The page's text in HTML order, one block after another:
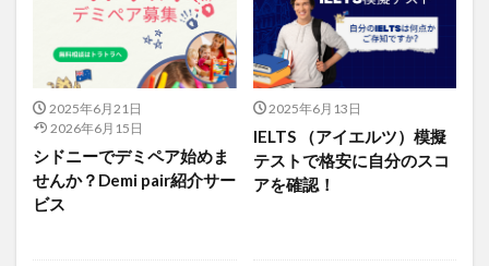
2025年6月21日
2026年6月15日
シドニーでデミペア始めま
せんか？Demi pair紹介サー
ビス
2025年6月13日
IELTS （アイエルツ）模擬
テストで格安に自分のスコ
アを確認！